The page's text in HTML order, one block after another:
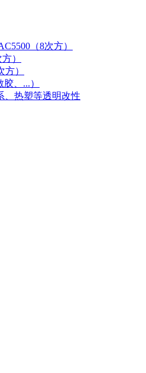
（8次方）
）
）
、...）
、热塑等透明改性